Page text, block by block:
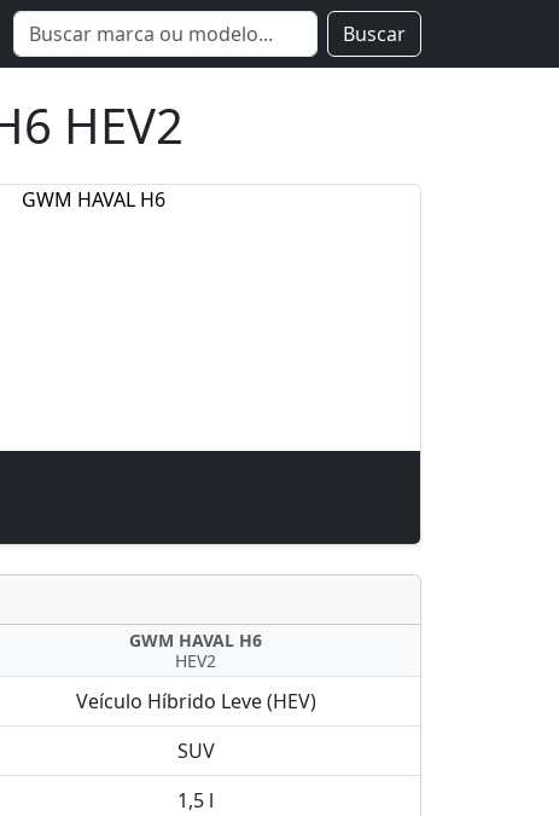
Buscar
HEV2
GWM HAVAL H6
HEV2
Veículo Híbrido Leve (HEV)
SUV
1,5 l